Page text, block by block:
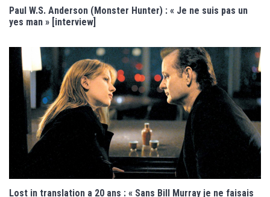
Paul W.S. Anderson (Monster Hunter) : « Je ne suis pas un
yes man » [interview]
Lost in translation a 20 ans : « Sans Bill Murray je ne faisais